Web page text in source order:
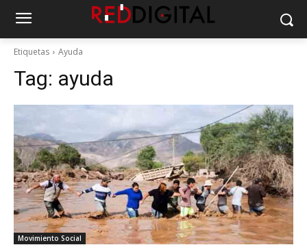
Etiquetas Ayuda
Tag: ayuda
Movimiento Social